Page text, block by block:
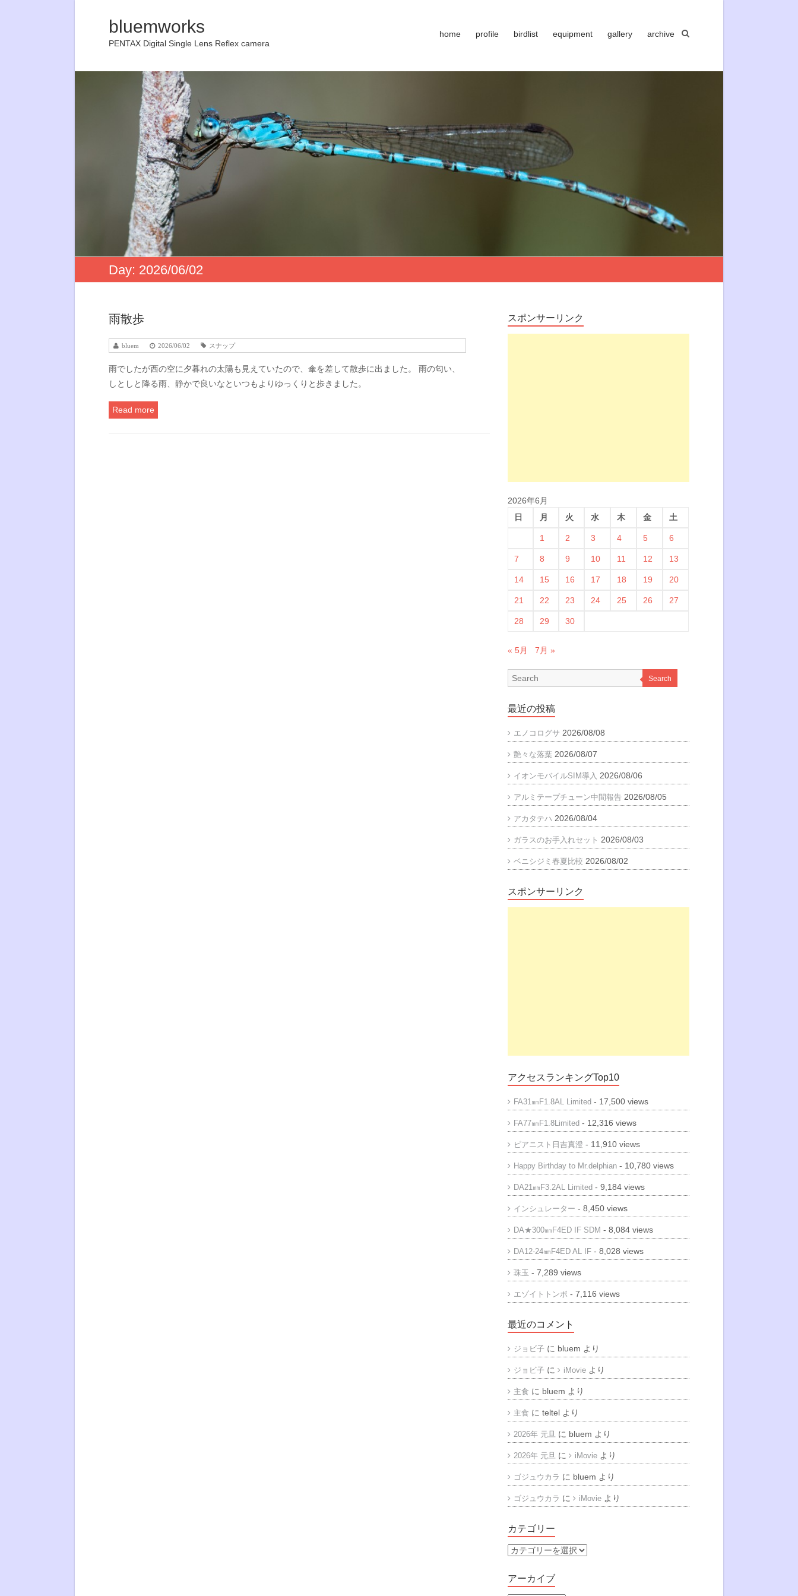
bluemworks
PENTAX Digital Single Lens Reflex camera
home profile birdlist equipment gallery archive
Day: 2026/06/02
雨散歩
bluem 2026/06/02 スナップ
雨でしたが西の空に夕暮れの太陽も見えていたので、傘を差して散歩に出ました。 雨の匂い、
しとしと降る雨、静かで良いなといつもよりゆっくりと歩きました。
Read more
スポンサーリンク
2026年6月
日
月 火 水 木 金 土
1 2 3 4 5 6
7 8 9 10 11 12 13
14 15 16 17 18 19 20
21 22 23 24 25 26 27
28 29 30
« 5月 7月 »
Search
最近の投稿
エノコログサ 2026/08/08
艶々な落葉 2026/08/07
イオンモバイルSIM導入 2026/08/06
アルミテープチューン中間報告 2026/08/05
アカタテハ 2026/08/04
ガラスのお手入れセット 2026/08/03
ベニシジミ春夏比較 2026/08/02
スポンサーリンク
アクセスランキングTop10
FA31㎜F1.8AL Limited - 17,500 views
FA77㎜F1.8Limited - 12,316 views
ピアニスト日吉真澄 - 11,910 views
Happy Birthday to Mr.delphian - 10,780 views
DA21㎜F3.2AL Limited - 9,184 views
インシュレーター - 8,450 views
DA★300㎜F4ED IF SDM - 8,084 views
DA12-24㎜F4ED AL IF - 8,028 views
珠玉 - 7,289 views
エゾイトトンボ - 7,116 views
最近のコメント
ジョビ子 に bluem より
ジョビ子 に iMovie より
主食 に bluem より
主食 にteltel より
2026年 元旦 に bluem より
2026年 元旦 に iMovie より
ゴジュウカラ に bluem より
ゴジュウカラ に iMovie より
カテゴリー
カ
ゴ
リ
アーカイブ